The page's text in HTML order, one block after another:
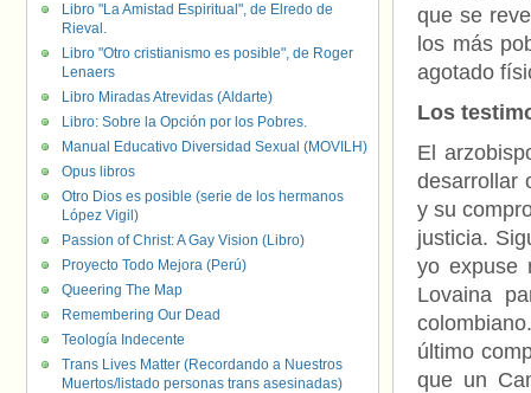
que se
los más
agotado
Los
El
desarrollar
y su
justicia.
yo expuse
Lovaina
último
que un
Libro "La Amistad Espiritual", de Elredo de
Rieval.
Libro "Otro cristianismo es posible", de Roger
Lenaers
Libro Miradas Atrevidas (Aldarte)
Libro: Sobre la Opción por los Pobres.
Manual Educativo Diversidad Sexual (MOVILH)
Opus libros
Otro Dios es posible (serie de los hermanos
López Vigil)
Passion of Christ: A Gay Vision (Libro)
Proyecto Todo Mejora (Perú)
Queering The Map
Remembering Our Dead
Teología Indecente
Trans Lives Matter (Recordando a Nuestros
Muertos/listado personas trans asesinadas)